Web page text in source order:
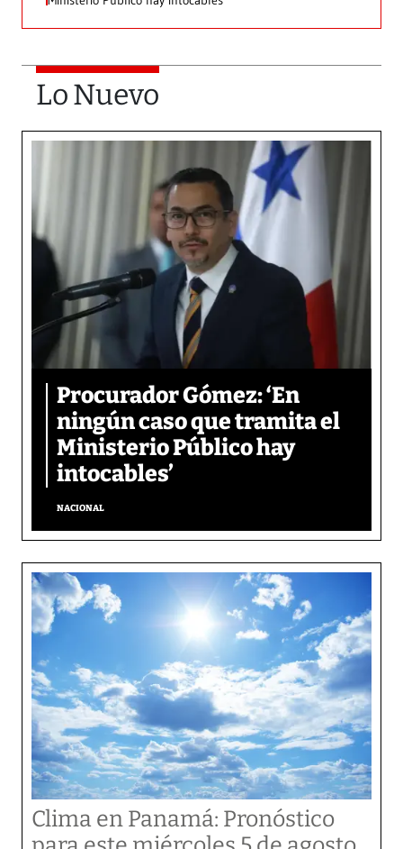
Lo Nuevo
Procurador Gómez: ‘En
ningún caso que tramita el
Ministerio Público hay
intocables’
NACIONAL
Clima en Panamá: Pronóstico